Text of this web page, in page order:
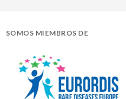
SOMOS MIEMBROS DE